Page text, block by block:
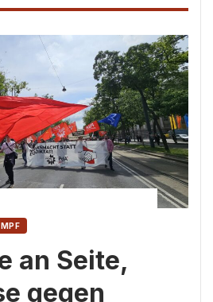
an Seite,
gegen